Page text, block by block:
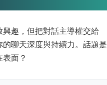
興趣，但把對話主導權交給
的聊天深度與持續力。話題是
面？